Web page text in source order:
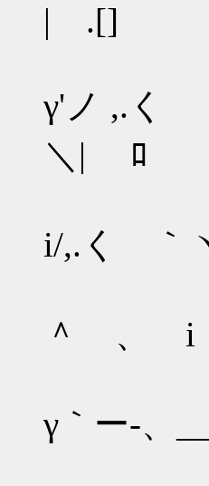
| .[]
γ'ノ ,.
＼| ﾛ
i/,.く ｀
＾ゝ
γ｀ー-、